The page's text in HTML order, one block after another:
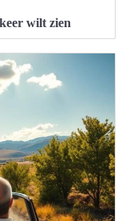
wilt zien